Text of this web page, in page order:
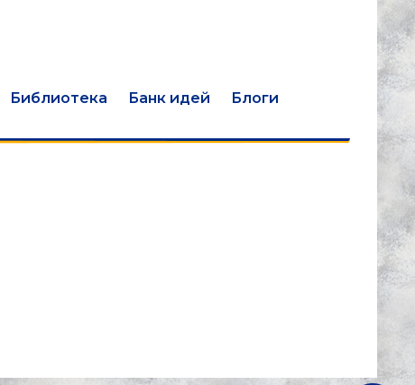
Библиотека Банк идей
Блоги